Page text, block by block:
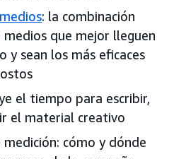
: la combinación
que mejor lleguen
y sean los más eficaces
el tiempo para escribir,
el material creativo
cómo y dónde